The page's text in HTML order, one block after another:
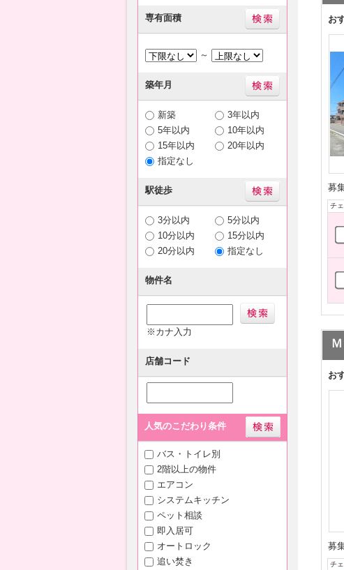
専有面積
～
築年月
新築
3年以内
5年以内
10年以内
15年以内
20年以内
指定なし
駅徒歩
3分以内
5分以内
10分以内
15分以内
20分以内
指定なし
物件名
※カナ入力
店舗コード
人気のこだわり条件
バス・トイレ別
2階以上の物件
エアコン
システムキッチン
ペット相談
即入居可
オートロック
追い焚き
お
募
チ
お
募
チ